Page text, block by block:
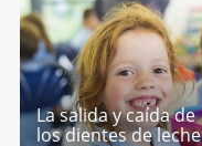
La salida y caída de
los dientes de leche